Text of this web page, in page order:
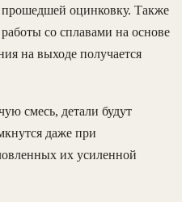
оцинковку. Также
со сплавами на основе
на выходе получается
смесь, детали будут
даже при
их усиленной